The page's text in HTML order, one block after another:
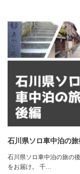
石川県ソロ車中泊の
石川県ソロ車中泊の旅の
をお届け。 千…